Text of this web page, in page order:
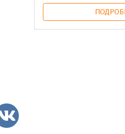
ВКонтакте